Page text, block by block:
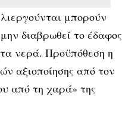
μπορούν
διαβρωθεί το έδαφος
νερά. Προϋπόθεση η
αξιοποίησης από τον
από τη χαρά» της